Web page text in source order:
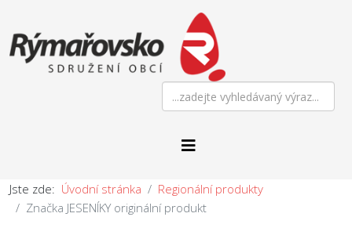
Jste zde: Úvodní stránka
Regionální produkty
Značka JESENÍKY originální produkt